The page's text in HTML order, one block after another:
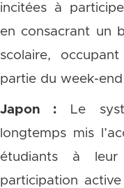
incitées à
en consacrant un
scolaire,
partie du week-
Japon : Le
longtemps mis
étudiants à
participation